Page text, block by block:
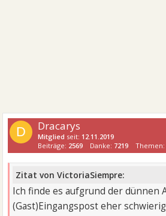
D Dracarys
Mitglied seit: 12.11.2019
Beiträge: 2569 Danke: 7219 Themen:
Zitat von VictoriaSiempre:
Ich finde es aufgrund der dünnen
(Gast)Eingangspost eher